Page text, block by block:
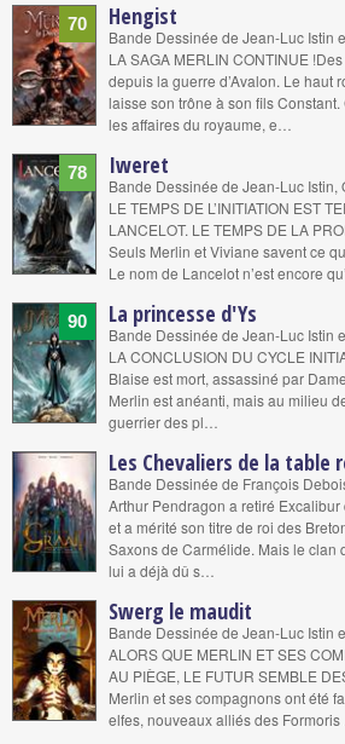
70 Hengist
Bande Dessinée de Jean-Luc Istin
LA SAGA MERLIN CONTINUE
depuis la guerre d’Avalon. Le haut
laisse son trône à son fils
les affaires du royaume, e…
78 Iweret
Bande Dessinée de Jean-Luc Istin,
LE TEMPS DE L’INITIATION EST
LANCELOT. LE TEMPS DE LA
Seuls Merlin et Viviane savent ce
Le nom de Lancelot n’est encore
90 La princesse d'Ys
Bande Dessinée de Jean-Luc Istin
LA CONCLUSION DU CYCLE
Blaise est mort, assassiné par
Merlin est anéanti, mais au milieu
guerrier des pl…
Les Chevaliers de la table
Bande Dessinée de François
Arthur Pendragon a retiré
et a mérité son titre de roi des
Saxons de Carmélide. Mais le clan
lui a déjà dû s…
Swerg le maudit
Bande Dessinée de Jean-Luc Istin
ALORS QUE MERLIN ET SES
AU PIÈGE, LE FUTUR SEMBLE
Merlin et ses compagnons ont été
elfes, nouveaux alliés des Formoris